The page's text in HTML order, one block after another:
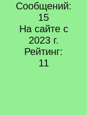
Сообщений:
15
На сайте с
2023 г.
Рейтинг:
11